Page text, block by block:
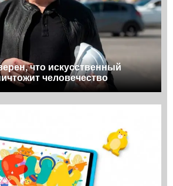
что искусственный
человечество